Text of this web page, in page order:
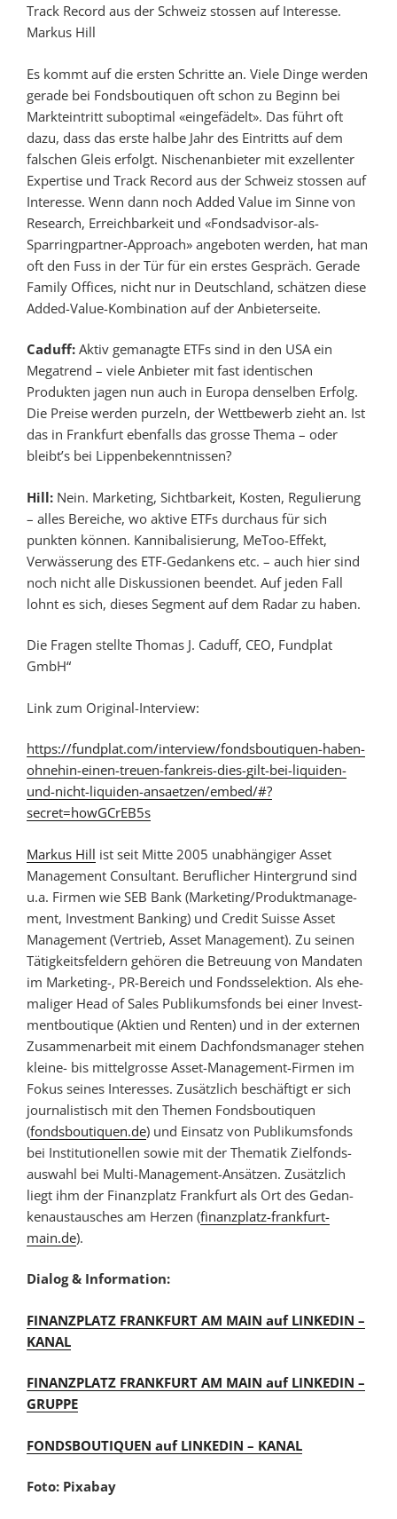
Track Record aus der Schweiz stossen auf Interesse.
Markus Hill
Es kommt auf die ersten Schritte an. Viele Dinge werden
gerade bei Fonds­boutiquen oft schon zu Beginn bei
Markt­eintritt suboptimal «eingefädelt». Das führt oft
dazu, dass das erste halbe Jahr des Eintritts auf dem
falschen Gleis erfolgt. Nischen­anbieter mit exzellenter
Expertise und Track Record aus der Schweiz stossen auf
Interesse. Wenn dann noch Added Value im Sinne von
Research, Erreich­barkeit und «Fonds­advisor-als-
Sparring­partner-Approach» angeboten werden, hat man
oft den Fuss in der Tür für ein erstes Gespräch. Gerade
Family Offices, nicht nur in Deutschland, schätzen diese
Added-Value-Kombination auf der Anbieterseite.
Caduff: Aktiv gemanagte ETFs sind in den USA ein
Megatrend – viele Anbieter mit fast identischen
Produkten jagen nun auch in Europa denselben Erfolg.
Die Preise werden purzeln, der Wettbewerb zieht an. Ist
das in Frankfurt ebenfalls das grosse Thema – oder
bleibt’s bei Lippen­bekennt­nissen?
Hill: Nein. Marketing, Sichtbarkeit, Kosten, Regulierung
– alles Bereiche, wo aktive ETFs durchaus für sich
punkten können. Kanniba­lisierung, MeToo-Effekt,
Verwässerung des ETF-Gedankens etc. – auch hier sind
noch nicht alle Diskussionen beendet. Auf jeden Fall
lohnt es sich, dieses Segment auf dem Radar zu haben.
Die Fragen stellte Thomas J. Caduff, CEO, Fundplat
GmbH“
Link zum Original-Interview:
https://fundplat.com/interview/fondsboutiquen-haben-
ohnehin-einen-treuen-fankreis-dies-gilt-bei-liquiden-
und-nicht-liquiden-ansaetzen/embed/#?
secret=howGCrEB5s
Markus Hill ist seit Mitte 2005 unab­hän­giger Asset
Mana­ge­ment Consultant. Beruf­licher Hinter­grund sind
u.a. Firmen wie SEB Bank (Marke­ting/Produkt­mana­ge­
ment, Invest­ment Banking) und Credit Suisse Asset
Mana­gement (Vertrieb, Asset Mana­ge­ment). Zu seinen
Tätig­keits­fel­dern gehören die Betreuung von Manda­ten
im Marke­ting-, PR-Bereich und Fonds­­se­lek­tion. Als ehe­
ma­liger Head of Sales Publi­kums­fonds bei einer Invest­
ment­­bou­tique (Aktien und Renten) und in der externen
Zusammen­­arbeit mit einem Dach­­fonds­­ma­nager stehen
kleine- bis mittel­grosse Asset-Mana­gement-Firmen im
Fokus seines Inte­resses. Zusätz­lich beschäf­tigt er sich
jour­na­lis­tisch mit den Themen Fonds­bou­tiquen
(fondsboutiquen.de) und Einsatz von Publi­kums­­fonds
bei Insti­­tu­tio­­nellen sowie mit der Thema­tik Ziel­­fonds­­
auswahl bei Multi-Mana­­ge­ment-Ansätzen. Zusätzlich
liegt ihm der Finanz­­platz Frankfurt als Ort des Gedan­
ken­­aus­tausches am Herzen (finanzplatz-frankfurt-
main.de).
Dialog & Information:
FINANZPLATZ FRANKFURT AM MAIN auf LINKEDIN –
KANAL
FINANZPLATZ FRANKFURT AM MAIN auf LINKEDIN –
GRUPPE
FONDSBOUTIQUEN auf LINKEDIN – KANAL
Foto: Pixabay